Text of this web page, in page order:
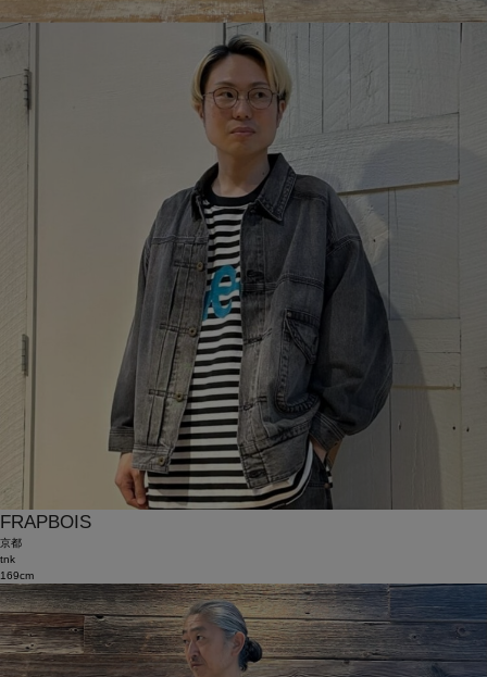
FRAPBOIS
京都
tnk
169cm